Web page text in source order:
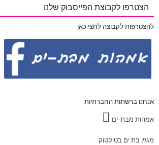
הצטרפו לקבוצת הפייסבוק שלנו
להצטרפות לקבוצה לחצי כאן
אנחנו ברשתות החברתיות
אמהות מבת-ים
מגזין בת ים בטיקטוק